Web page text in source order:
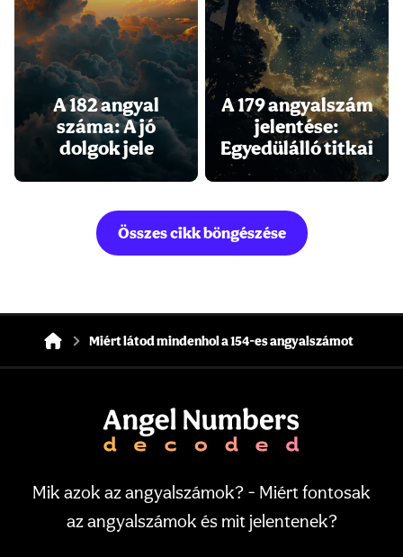
A 182 angyal
száma: A jó
dolgok jele
A 179 angyalszám
jelentése:
Egyedülálló titkai
Összes cikk böngészése
Miért látod mindenhol a 154-es angyalszámot
Mik azok az angyalszámok? - Miért fontosak
az angyalszámok és mit jelentenek?